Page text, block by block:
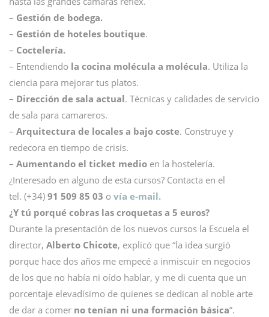
– Gestión de bodega.
– Gestión de hoteles boutique.
– Coctelería.
– Entendiendo la cocina molécula a molécula. Utiliza la
ciencia para mejorar tus platos.
– Dirección de sala actual. Técnicas y calidades de servicio
de sala para camareros.
– Arquitectura de locales a bajo coste. Construye y
redecora en tiempo de crisis.
– Aumentando el ticket medio en la hostelería.
¿Interesado en alguno de esta cursos? Contacta en el
tel. (+34) 91 509 85 03 o vía e-mail.
¿Y tú porqué cobras las croquetas a 5 euros?
Durante la presentación de los nuevos cursos la Escuela el
director, Alberto Chicote, explicó que “la idea surgió
porque hace dos años me empecé a inmiscuir en negocios
de los que no había ni oído hablar, y me di cuenta que un
porcentaje elevadísimo de quienes se dedican al noble arte
de dar a comer no tenían ni una formación básica”.